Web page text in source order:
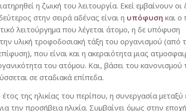
η ζωική του λειτουργία. Εκεί εμβαίνουν οι
στην σειρά αδένας είναι η υπόφυση και ο
λειτούργημα που λέγεται άτομο, η δε υπόφυση
υλική τροφοδοσιακή τάξη του οργανισμού (από
που είναι και η ακεραιότητα μιας
του ατόμου. Και, βάσει του κανονισμού
σε σταδιακά επίπεδα.
της ηλικίας του περίπου, η συνεργασία μεταξύ
την προσήβεια ηλικία. Συμβαίνει όμως στην